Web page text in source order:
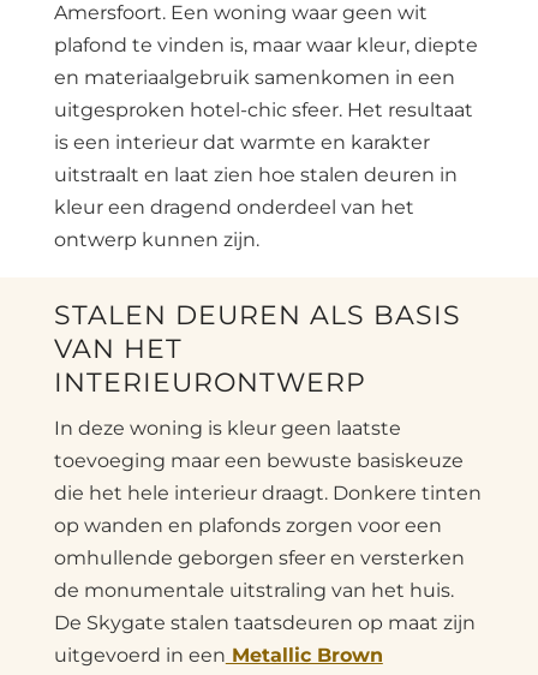
Amersfoort. Een woning waar geen wit
plafond te vinden is, maar waar kleur, diepte
en materiaalgebruik samenkomen in een
uitgesproken hotel-chic sfeer. Het resultaat
is een interieur dat warmte en karakter
uitstraalt en laat zien hoe stalen deuren in
kleur een dragend onderdeel van het
ontwerp kunnen zijn.
STALEN DEUREN ALS BASIS
VAN HET
INTERIEURONTWERP
In deze woning is kleur geen laatste
toevoeging maar een bewuste basiskeuze
die het hele interieur draagt. Donkere tinten
op wanden en plafonds zorgen voor een
omhullende geborgen sfeer en versterken
de monumentale uitstraling van het huis.
De Skygate stalen taatsdeuren op maat zijn
uitgevoerd in een Metallic Brown